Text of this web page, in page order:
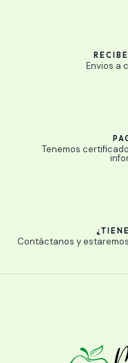
Envios a
Tenemos
Contáctanos y